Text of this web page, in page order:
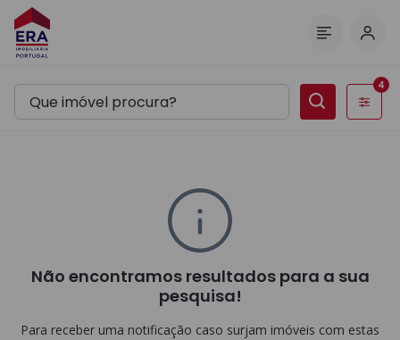
Filtros
4
Não encontramos resultados para a sua
pesquisa!
Para receber uma notificação caso surjam imóveis com estas